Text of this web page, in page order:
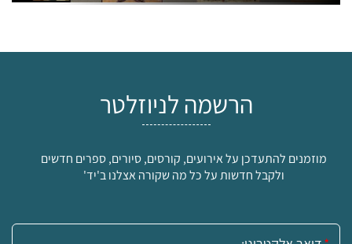
הרשמה לניוזלטר
מוזמנים להתעדכן על אירועים, קורסים, סיורים, ספרים חדשים
ולקבל חדשות על כל מה שקורה אצלנו ב'יד'
אימייל: